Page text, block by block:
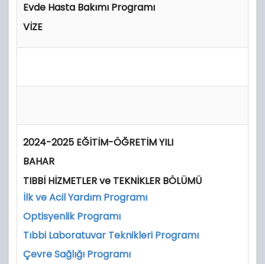
Evde Hasta Bakımı Programı
VİZE
2024-2025 EĞİTİM-ÖĞRETİM YILI
BAHAR
TIBBİ HİZMETLER ve TEKNİKLER BÖLÜMÜ
İlk ve Acil Yardım Programı
Optisyenlik Programı
Tıbbi Laboratuvar Teknikleri Programı
Çevre Sağlığı Programı